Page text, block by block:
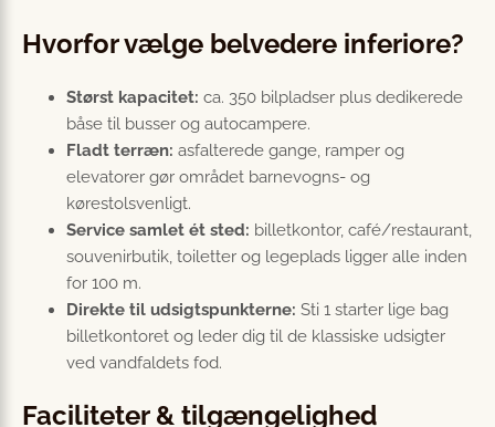
Hvorfor vælge belvedere inferiore?
Størst kapacitet: ca. 350 bilpladser plus dedikerede
båse til busser og autocampere.
Fladt terræn: asfalterede gange, ramper og
elevatorer gør området barnevogns- og
kørestolsvenligt.
Service samlet ét sted: billetkontor, café/restaurant,
souvenirbutik, toiletter og legeplads ligger alle inden
for 100 m.
Direkte til udsigtspunkterne: Sti 1 starter lige bag
billetkontoret og leder dig til de klassiske udsigter
ved vandfaldets fod.
Faciliteter & tilgængelighed